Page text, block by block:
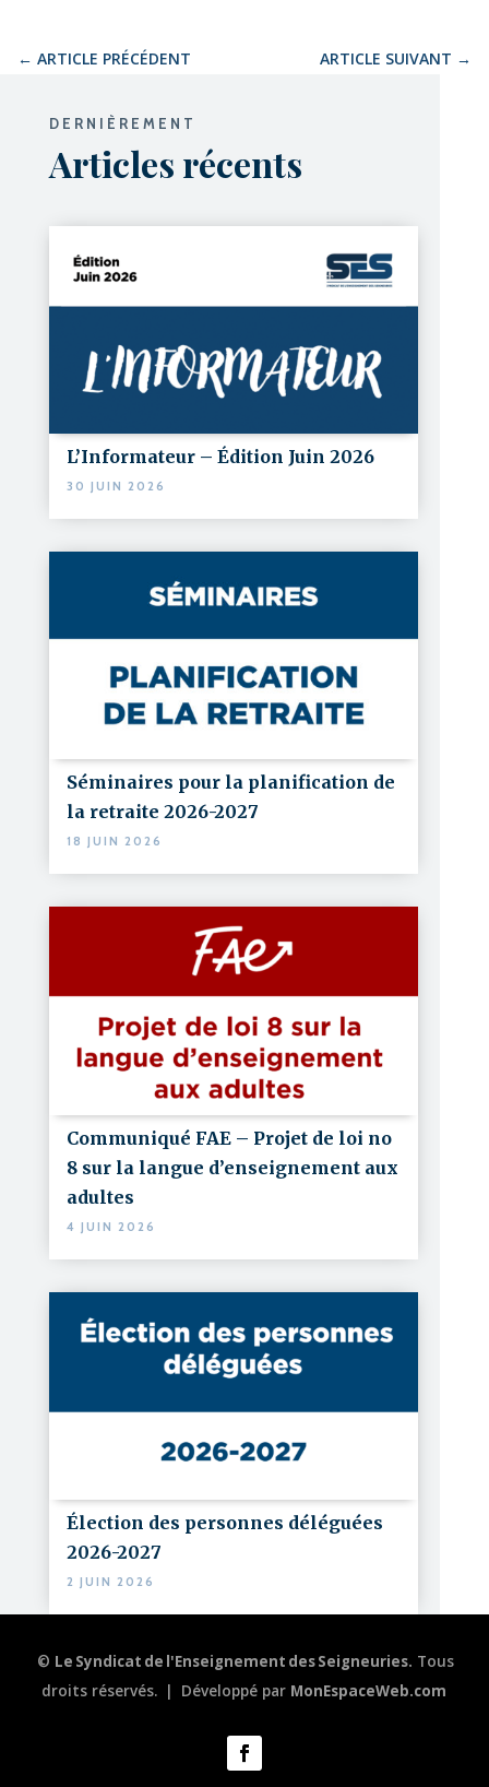
← ARTICLE PRÉCÉDENT ARTICLE SUIVANT →
DERNIÈREMENT
Articles récents
L’Informateur – Édition Juin 2026
30 JUIN 2026
Séminaires pour la planification de
la retraite 2026-2027
18 JUIN 2026
Communiqué FAE – Projet de loi no
8 sur la langue d’enseignement aux
adultes
4 JUIN 2026
Élection des personnes déléguées
2026-2027
2 JUIN 2026
© Le Syndicat de l'Enseignement des Seigneuries. Tous
droits réservés. | Développé par MonEspaceWeb.com